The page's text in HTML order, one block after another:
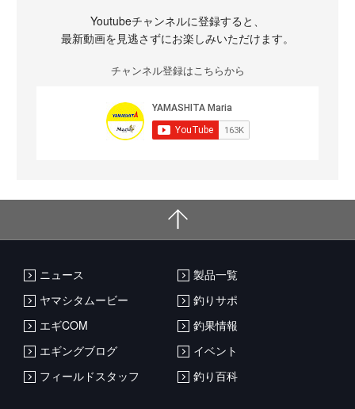
Youtubeチャンネルに登録すると、
最新動画を見逃さずにお楽しみいただけます。
チャンネル登録はこちらから
ニュース
製品一覧
ヤマシタムービー
釣りサポ
エギCOM
釣果情報
エギングブログ
イベント
フィールドスタッフ
釣り百科